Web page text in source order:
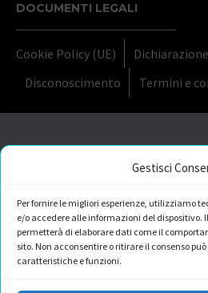
Gestisci
Per fornire le migliori esperienze, utilizziamo
e/o accedere alle informazioni del dispositivo.
permetterà di elaborare dati come il
sito. Non acconsentire o ritirare il consenso
caratteristiche e funzioni.
DOCUMENTI LEGALI
Cookie Policy (UE)
Disconoscimento
Termini e